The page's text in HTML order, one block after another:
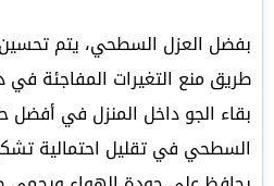
بفضل العزل السطحي، يتم
طريق منع التغيرات المفاجئة في
بقاء الجو داخل المنزل في أفضل
السطحي في تقليل احتمالية